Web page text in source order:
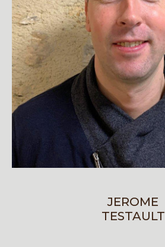
JEROME
TESTAULT